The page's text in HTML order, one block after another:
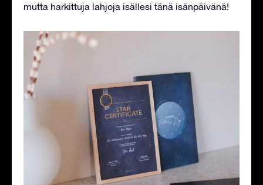
mutta harkittuja lahjoja isällesi tänä isänpäivänä!